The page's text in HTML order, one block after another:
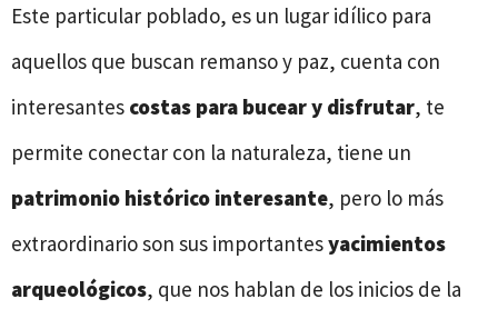
Este particular poblado, es un lugar idílico para
aquellos que buscan remanso y paz, cuenta con
interesantes costas para bucear y disfrutar, te
permite conectar con la naturaleza, tiene un
patrimonio histórico interesante, pero lo más
extraordinario son sus importantesyacimientos
arqueológicos, que nos hablan de los inicios de la